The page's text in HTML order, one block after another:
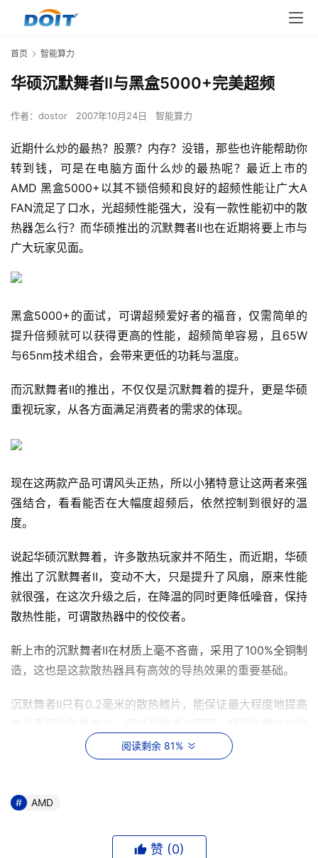
首页 智能算力
华硕沉默舞者Ⅱ与黑盒5000+完美超频
作者： dostor 2007年10月24日 智能算力
近期什么炒的最热？股票？内存？没错，那些也许能帮助你
转到钱，可是在电脑方面什么炒的最热呢？最近上市的
AMD 黑盒5000+以其不锁倍频和良好的超频性能让广大A
FAN流足了口水，光超频性能强大，没有一款性能初中的散
热器怎么行？而华硕推出的沉默舞者Ⅱ也在近期将要上市与
广大玩家见面。
黑盒5000+的面试，可谓超频爱好者的福音，仅需简单的
提升倍频就可以获得更高的性能，超频简单容易，且65W
与65nm技术组合，会带来更低的功耗与温度。
而沉默舞者Ⅱ的推出，不仅仅是沉默舞着的提升，更是华硕
重视玩家，从各方面满足消费者的需求的体现。
现在这两款产品可谓风头正热，所以小猪特意让这两者来强
强结合，看看能否在大幅度超频后，依然控制到很好的温
度。
说起华硕沉默舞着，许多散热玩家并不陌生，而近期，华硕
推出了沉默舞者Ⅱ，变动不大，只是提升了风扇，原来性能
就很强，在这次升级之后，在降温的同时更降低噪音，保持
散热性能，可谓散热器中的佼佼者。
新上市的沉默舞者Ⅱ在材质上毫不吝啬，采用了100%全铜制
造，这也是这款散热器具有高效的导热效果的重要基础。
沉默舞者Ⅱ只有0.2毫米的散热鳍片，能保证最大程度地提高
6根热导管，采用创新性的弯曲设计，优美曲线下隐藏的是
高效的导热能力，能够将底片的热量迅速传至鳍片。
沉默舞者Ⅱ散热鳍片中间是VRM导风罩，内部安装了一个
噪音也仅仅只有25dBA。
阅读剩余 81%
AMD
赞 (0)